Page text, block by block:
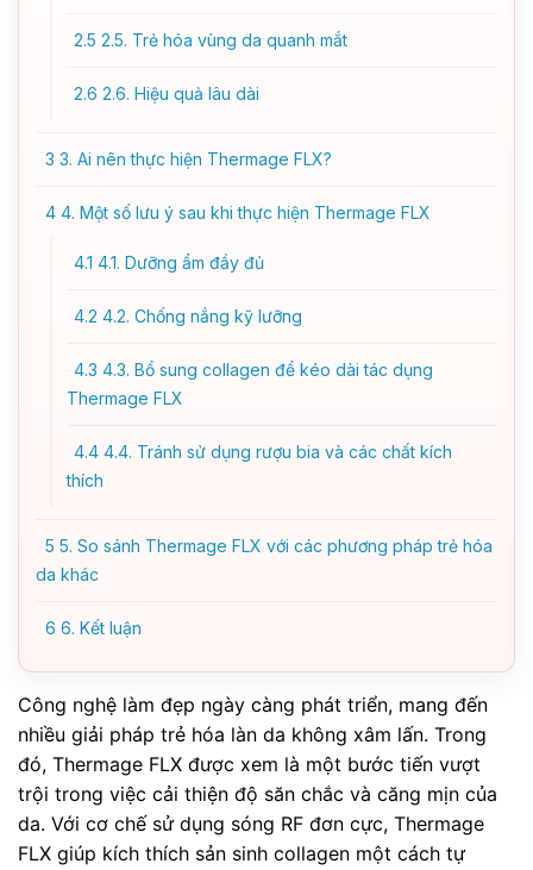
2.5 2.5. Trẻ hóa vùng da quanh mắt
2.6 2.6. Hiệu quả lâu dài
3 3. Ai nên thực hiện Thermage FLX?
4 4. Một số lưu ý sau khi thực hiện Thermage FLX
4.1 4.1. Dưỡng ẩm đầy đủ
4.2 4.2. Chống nắng kỹ lưỡng
4.3 4.3. Bổ sung collagen để kéo dài tác dụng
Thermage FLX
4.4 4.4. Tránh sử dụng rượu bia và các chất kích
thích
5 5. So sánh Thermage FLX với các phương pháp trẻ hóa
da khác
6 6. Kết luận
Công nghệ làm đẹp ngày càng phát triển, mang đến
nhiều giải pháp trẻ hóa làn da không xâm lấn. Trong
đó, Thermage FLX được xem là một bước tiến vượt
trội trong việc cải thiện độ săn chắc và căng mịn của
da. Với cơ chế sử dụng sóng RF đơn cực, Thermage
FLX giúp kích thích sản sinh collagen một cách tự